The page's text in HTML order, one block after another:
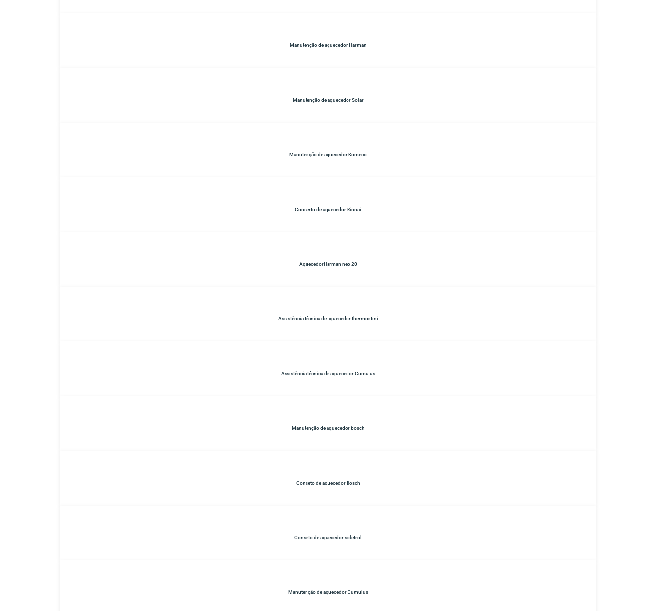
Manutenção de aquecedor Harman
Manutenção de aquecedor Solar
Manutenção de aquecedor Komeco
Conserto de aquecedor Rinnai
AquecedorHarman neo 20
Assistência técnica de aquecedor thermontini
Assistência técnica de aquecedor Cumulus
Manutenção de aquecedor bosch
Conseto de aquecedor Bosch
Conseto de aquecedor soletrol
Manutenção de aquecedor Cumulus